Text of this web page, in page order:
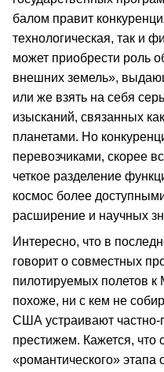
балом правит
технологическая, так и
может приобрести роль
внешних земель»,
или же взять на себя
изысканий, связанных
планетами. Но
перевозчиками, скорее
четкое разделение
космос более
расширение и научных
Интересно, что в
говорит о совместных
пилотируемых полетов
похоже, ни с кем не
США устраивают частно-
престижем. Кажется, что
«романтического» этапа